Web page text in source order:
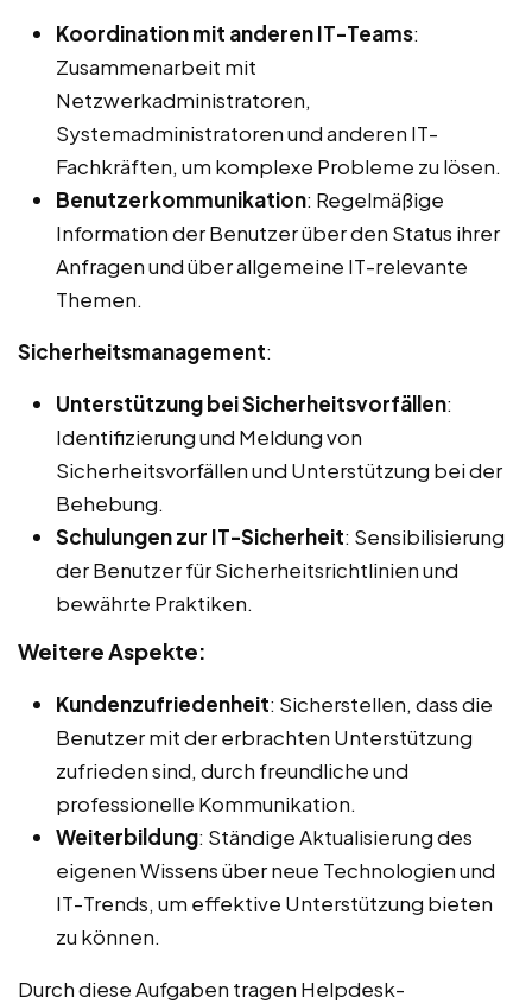
Koordination mit anderen IT-Teams:
Zusammenarbeit mit
Netzwerkadministratoren,
Systemadministratoren und anderen IT-
Fachkräften, um komplexe Probleme zu lösen.
Benutzerkommunikation: Regelmäßige
Information der Benutzer über den Status ihrer
Anfragen und über allgemeine IT-relevante
Themen.
Sicherheitsmanagement:
Unterstützung bei Sicherheitsvorfällen:
Identifizierung und Meldung von
Sicherheitsvorfällen und Unterstützung bei der
Behebung.
Schulungen zur IT-Sicherheit: Sensibilisierung
der Benutzer für Sicherheitsrichtlinien und
bewährte Praktiken.
Weitere Aspekte:
Kundenzufriedenheit: Sicherstellen, dass die
Benutzer mit der erbrachten Unterstützung
zufrieden sind, durch freundliche und
professionelle Kommunikation.
Weiterbildung: Ständige Aktualisierung des
eigenen Wissens über neue Technologien und
IT-Trends, um effektive Unterstützung bieten
zu können.
Durch diese Aufgaben tragen Helpdesk-